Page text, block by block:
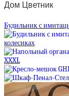
Дом Цветник
Будильник с
колесиках
XXXL